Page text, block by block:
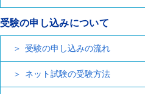
受験の申し込みについて
受験の申し込みの流れ
ネット試験の受験方法